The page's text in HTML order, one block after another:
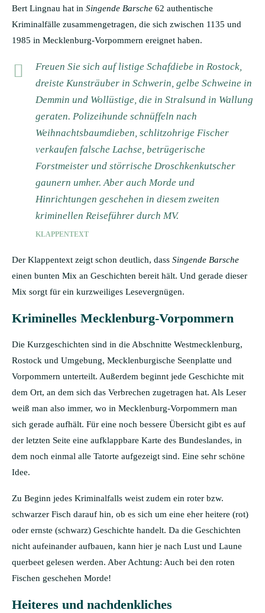
Bert Lingnau hat in Singende Barsche 62 authentische
Kriminalfälle zusammengetragen, die sich zwischen 1135 und
1985 in Mecklenburg-Vorpommern ereignet haben.
Freuen Sie sich auf listige Schafdiebe in Rostock,
dreiste Kunsträuber in Schwerin, gelbe Schweine in
Demmin und Wollüstige, die in Stralsund in Wallung
geraten. Polizeihunde schnüffeln nach
Weihnachtsbaumdieben, schlitzohrige Fischer
verkaufen falsche Lachse, betrügerische
Forstmeister und störrische Droschkenkutscher
gaunern umher. Aber auch Morde und
Hinrichtungen geschehen in diesem zweiten
kriminellen Reiseführer durch MV.
KLAPPENTEXT
Der Klappentext zeigt schon deutlich, dass Singende Barsche
einen bunten Mix an Geschichten bereit hält. Und gerade dieser
Mix sorgt für ein kurzweiliges Lesevergnügen.
Kriminelles Mecklenburg-Vorpommern
Die Kurzgeschichten sind in die Abschnitte Westmecklenburg,
Rostock und Umgebung, Mecklenburgische Seenplatte und
Vorpommern unterteilt. Außerdem beginnt jede Geschichte mit
dem Ort, an dem sich das Verbrechen zugetragen hat. Als Leser
weiß man also immer, wo in Mecklenburg-Vorpommern man
sich gerade aufhält. Für eine noch bessere Übersicht gibt es auf
der letzten Seite eine aufklappbare Karte des Bundeslandes, in
dem noch einmal alle Tatorte aufgezeigt sind. Eine sehr schöne
Idee.
Zu Beginn jedes Kriminalfalls weist zudem ein roter bzw.
schwarzer Fisch darauf hin, ob es sich um eine eher heitere (rot)
oder ernste (schwarz) Geschichte handelt. Da die Geschichten
nicht aufeinander aufbauen, kann hier je nach Lust und Laune
querbeet gelesen werden. Aber Achtung: Auch bei den roten
Fischen geschehen Morde!
Heiteres und nachdenkliches